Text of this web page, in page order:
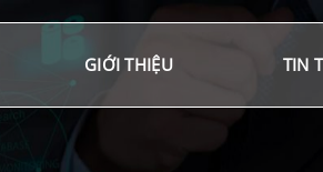
GIỚI THIỆU TIN